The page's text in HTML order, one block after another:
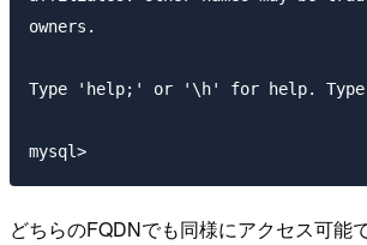
owners.
Type 'help;' or '\h' for help.
mysql>
どちらのFQDNでも同様にアクセス可能で